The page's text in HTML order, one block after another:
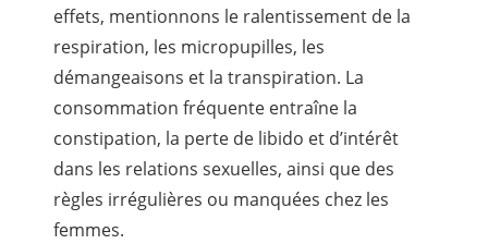
effets, mentionnons le ralentissement de la
respiration, les micropupilles, les
démangeaisons et la transpiration. La
consommation fréquente entraîne la
constipation, la perte de libido et d’intérêt
dans les relations sexuelles, ainsi que des
règles irrégulières ou manquées chez les
femmes.